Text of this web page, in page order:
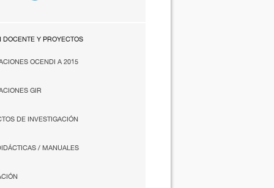
DOCENTE Y PROYECTOS
OCENDI A 2015
GIR
DE INVESTIGACIÓN
/ MANUALES